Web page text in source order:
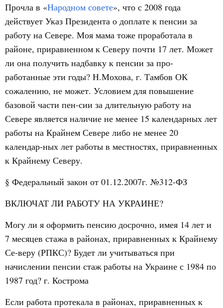
Прочла в «Народном совете», что с 2008 года
действует Указ Президента о доплате к пенсии за
работу на Севере. Моя мама тоже проработала в
районе, приравненном к Северу почти 17 лет. Может
ли она получить надбавку к пенсии за про-
работанные эти годы? Н.Мохова, г. Тамбов ОК
сожалению, не может. Условием для повышение
базовой части пен-сии за длительную работу на
Севере является наличие не менее 15 календарных лет
работы на Крайнем Севере либо не менее 20
календар-ных лет работы в местностях, приравненных
к Крайнему Северу.
§ Федеральный закон от 01.12.2007г. №312-ФЗ
ВКЛЮЧАТ ЛИ РАБОТУ НА УКРАИНЕ?
Могу ли я оформить пенсию досрочно, имея 14 лет и
7 месяцев стажа в районах, приравненных к Крайнему
Се-веру (РПКС)? Будет ли учитываться при
начислении пенсии стаж работы на Украине с 1984 по
1987 год? г. Кострома
Если работа протекала в районах, приравненных к